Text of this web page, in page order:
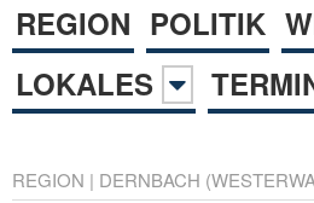
REGION POLITIK
LOKALES
REGION | DERNBACH